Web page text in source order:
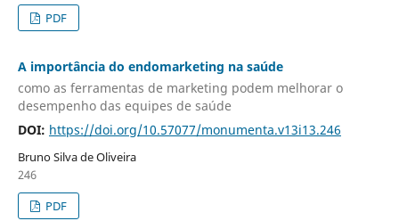
PDF
A importância do endomarketing na saúde
como as ferramentas de marketing podem melhorar o
desempenho das equipes de saúde
DOI: https://doi.org/10.57077/monumenta.v13i13.246
Bruno Silva de Oliveira
246
PDF